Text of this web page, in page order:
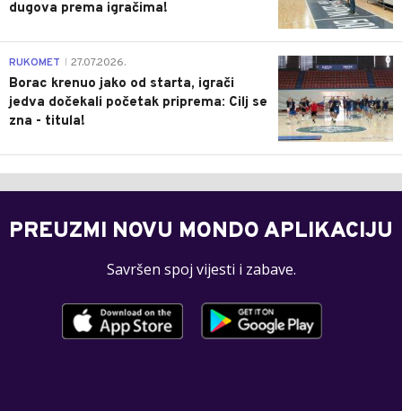
dugova prema igračima!
0
RUKOMET 27.07.2026.
Borac krenuo jako od starta, igrači
jedva dočekali početak priprema: Cilj se
zna - titula!
PREUZMI NOVU MONDO APLIKACIJU
Savršen spoj vijesti i zabave.